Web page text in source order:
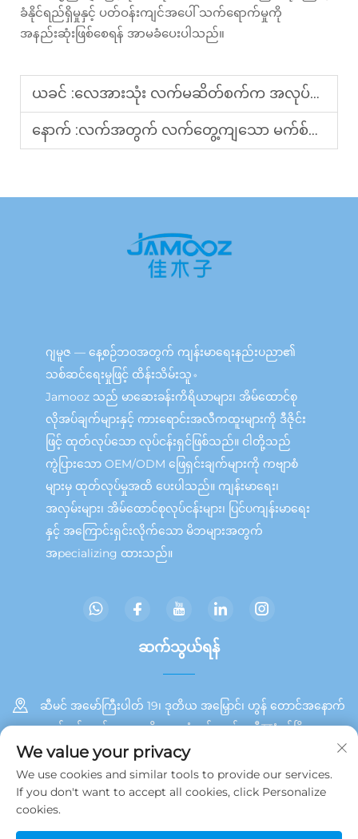
ခံနိုင်ရည်ရှိမှုနှင့် ပတ်ဝန်းကျင်အပေါ် သက်ရောက်မှုကို
အနည်းဆုံးဖြစ်စေရန် အာမခံပေးပါသည်။
ယခင် :လေအားသုံး လက်မဆိတ်စက်က အလုပ်ခွင်ကျန်းမာရေးကို မည်သို့ထောက်ပံ့ပေးပါသနည်း။
နောက် :လက်အတွက် လက်တွေ့ကျသော မက်စ်ခ်မ်အား ရွေးချယ်နည်း
ဂျမူဇ — နေ့စဉ်ဘဝအတွက် ကျန်းမာရေးနည်းပညာ၏
သစ်ဆင်ရေးမှုဖြင့် ထိန်းသိမ်းသူ。
Jamooz သည် မာဆေးခန်းကိရိယာများ၊ အိမ်ထောင်စု
လိုအပ်ချက်များနှင့် ကားရောင်းအလီကထူးများကို ဒီဇိုင်း
ဖြင့် ထုတ်လုပ်သော လုပ်ငန်းရှင်ဖြစ်သည်။ ငါတို့သည်
ကွဲပြားသော OEM/ODM ဖြေရှင်းချက်များကို ကဗျာစံ
များမှ ထုတ်လုပ်မှုအထိ ပေးပါသည်။ ကျန်းမာရေး၊
အလှမ်းများ၊ အိမ်ထောင်စုလုပ်ငန်းများ၊ ပြင်ပကျန်းမာရေး
နှင့် အကြောင်းရှင်းလိုက်သော မိဘများအတွက်
အpecializing ထားသည်။
ဆက်သွယ်ရန်
ဆီမင် အမော်ကြီးပါတ် 19၊ ဒုတိယ အမြှောင်၊ ဟွန် တောင်အနောက်
ဘက် ပင်လယ်အရှေ့ ဧရိယာ၊ တုံအင် ကျွန်း၊ ဆီযံမင်မြို့
+86 13215929911
[email protected]
We value your privacy
We use cookies and similar tools to provide our services.
If you don't want to accept all cookies, click Personalize
cookies.